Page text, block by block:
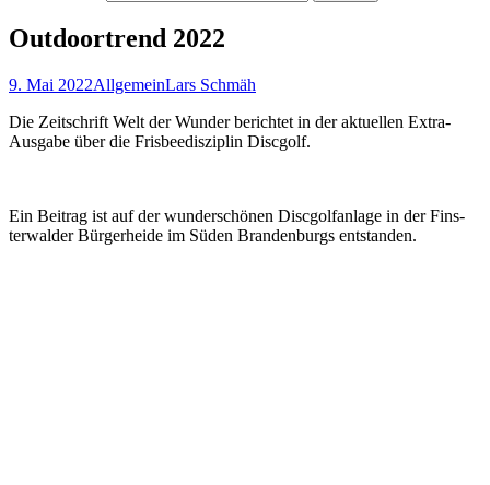
Outdoortrend 2022
9. Mai 2022AllgemeinLars Schmäh
Die Zeit­schrift Welt der Wun­der berich­tet in der aktu­el­len Extra-
Aus­ga­be über die Fris­bee­dis­zi­plin Discgolf.
Ein Bei­trag ist auf der wun­der­schö­nen Disc­golf­an­la­ge in der Fins­
ter­wal­der Bür­ger­hei­de im Süden Bran­den­burgs entstanden.